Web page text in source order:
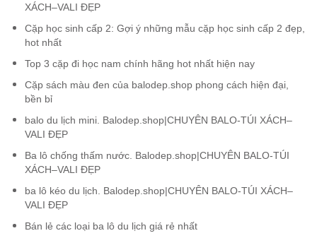
XÁCH–VALI ĐẸP
Cặp học sinh cấp 2: Gợi ý những mẫu cặp học sinh cấp 2 đẹp,
hot nhất
Top 3 cặp đi học nam chính hãng hot nhất hiện nay
Cặp sách màu đen của balodep.shop phong cách hiện đại,
bền bỉ
balo du lịch mini. Balodep.shop|CHUYÊN BALO-TÚI XÁCH–
VALI ĐẸP
Ba lô chống thấm nước. Balodep.shop|CHUYÊN BALO-TÚI
XÁCH–VALI ĐẸP
ba lô kéo du lịch. Balodep.shop|CHUYÊN BALO-TÚI XÁCH–
VALI ĐẸP
Bán lẻ các loại ba lô du lịch giá rẻ nhất